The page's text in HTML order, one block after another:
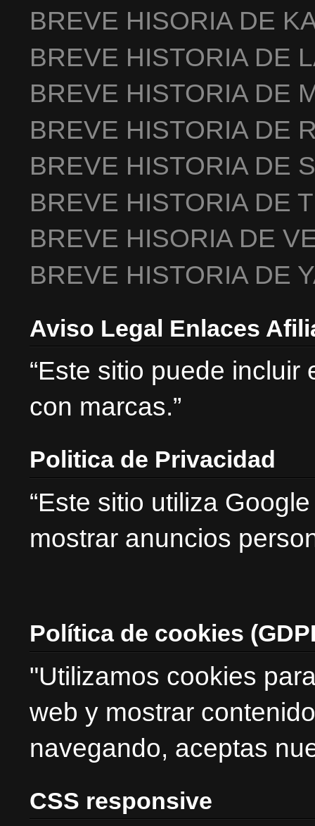
BREVE HISORIA DE
BREVE HISTORIA DE
BREVE HISTORIA DE
BREVE HISTORIA DE
BREVE HISTORIA DE
BREVE HISTORIA DE
BREVE HISORIA DE
BREVE HISTORIA DE
Aviso Legal Enlaces
“Este sitio puede
con marcas.”
Politica de Privacidad
“Este sitio utiliza
mostrar anuncios
Política de cookies
"Utilizamos cookies
web y mostrar
navegando, aceptas
CSS responsive